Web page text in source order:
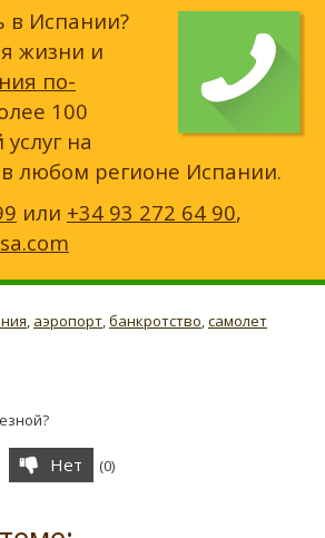
Испании?
жизни и
по-
100
на
любом регионе Испании.
или +34 93 272 64 90,
, аэропорт,банкротство,самолет
Нет (0)